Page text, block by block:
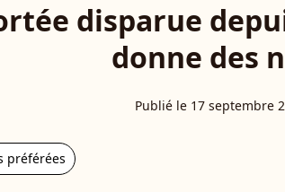
disparue
donne des
Publié le 17 septembre
préférées